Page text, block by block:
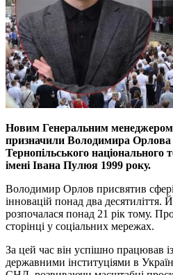
Новим Генеральним менеджером
призначили Володимира
Тернопільського національного
імені Івана Пулюя 1999 року.
Володимир Орлов присвятив
інновацій понад два десятиліття.
розпочалася понад 21 рік тому.
сторінці у соціальних мережах.
За цей час він успішно працював
державними інституціями в